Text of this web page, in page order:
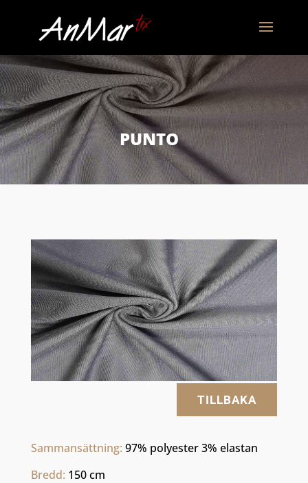
PUNTO
TILLBAKA
Sammansättning: 97% polyester 3% elastan
Bredd: 150 cm